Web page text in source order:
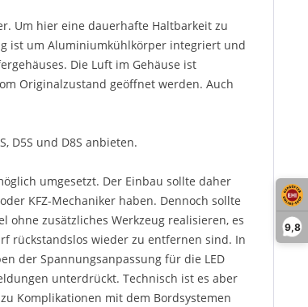
9,8
Um hier eine dauerhafte Haltbarkeit zu
ist um Aluminiumkühlkörper integriert und
Die Luft im Gehäuse ist
Originalzustand geöffnet werden. Auch
D5S und D8S anbieten.
umgesetzt. Der Einbau sollte daher
KFZ-Mechaniker haben. Dennoch sollte
ohne zusätzliches Werkzeug realisieren, es
rückstandslos wieder zu entfernen sind. In
der Spannungsanpassung für die LED
unterdrückt. Technisch ist es aber
Komplikationen mit dem Bordsystemen